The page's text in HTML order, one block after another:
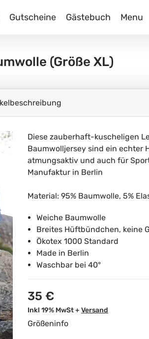
Gutscheine Gästebuch Menu
(Größe XL)
Diese zauberhaft-kuscheligen
Baumwolljersey sind ein echter
atmungsaktiv und auch für
Manufaktur in Berlin
Material: 95% Baumwolle, 5%
Weiche Baumwolle
Breites Hüftbündchen, keine
Ökotex 1000 Standard
Made in Berlin
Waschbar bei 40°
35 €
Inkl 19% MwSt + Versand
Größeninfo